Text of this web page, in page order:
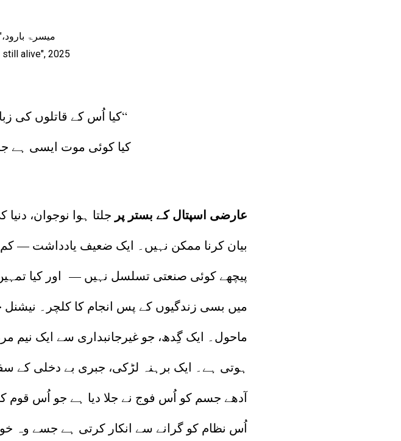
2025 ،"میسرۃ
still alive", 2025
“کیا اُس کے قاتلوں کی
کیا کوئی موت ایسی ہے
عارضی اسپتال کے بستر پر جلتا ہوا نوجوان،
بیان کرنا ممکن نہیں۔ ایک ضعیف یادداشت —
پیچھے کوئی صنعتی تسلسل نہیں — اور کیا
میں بسی زندگیوں کے پس انجام کا کلچر۔
ماحول۔ ایک گِدھ، جو غیرجانبداری سے ایک
ہوتی ہے۔ ایک برہنہ لڑکی، جبری بے دخلی
آدھے جسم کو اُس فوج نے جلا دیا ہے جو اُس قوم
اُس نظام کو گرانے سے انکار کرتی ہے جسے وہ